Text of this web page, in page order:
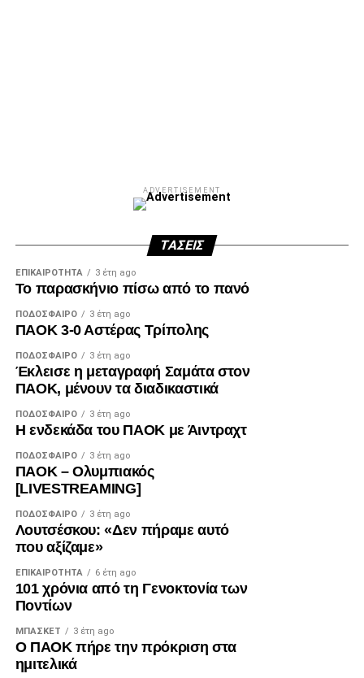
ADVERTISEMENT
ΤΆΣΕΙΣ
ΕΠΙΚΑΙΡΌΤΗΤΑ 3 έτη ago
Το παρασκήνιο πίσω από το πανό
ΠΟΔΌΣΦΑΙΡΟ 3 έτη ago
ΠΑΟΚ 3-0 Αστέρας Τρίπολης
ΠΟΔΌΣΦΑΙΡΟ 3 έτη ago
Έκλεισε η μεταγραφή Σαμάτα στον
ΠΑΟΚ, μένουν τα διαδικαστικά
ΠΟΔΌΣΦΑΙΡΟ 3 έτη ago
Η ενδεκάδα του ΠΑΟΚ με Άιντραχτ
ΠΟΔΌΣΦΑΙΡΟ 3 έτη ago
ΠΑΟΚ – Ολυμπιακός
[LIVESTREAMING]
ΠΟΔΌΣΦΑΙΡΟ 3 έτη ago
Λουτσέσκου: «Δεν πήραμε αυτό
που αξίζαμε»
ΕΠΙΚΑΙΡΌΤΗΤΑ 6 έτη ago
101 χρόνια από τη Γενοκτονία των
Ποντίων
ΜΠΆΣΚΕΤ 3 έτη ago
Ο ΠΑΟΚ πήρε την πρόκριση στα
ημιτελικά